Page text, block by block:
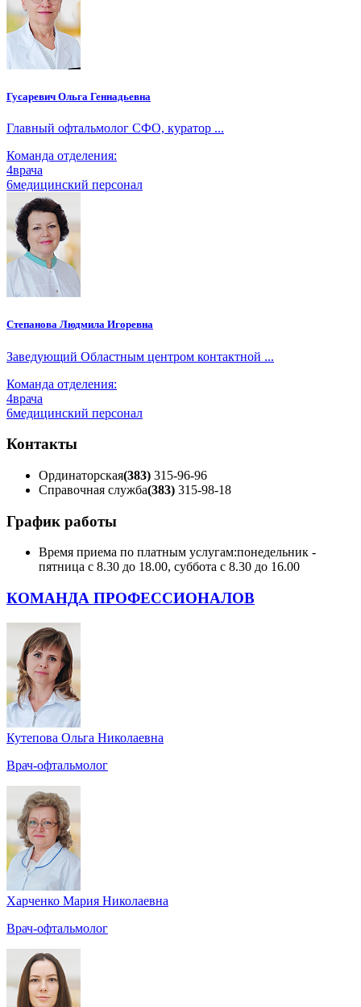
Гусаревич Ольга Геннадьевна
Главный офтальмолог СФО, куратор ...
Команда отделения:
4врача
6медицинский персонал
Степанова Людмила Игоревна
Заведующий Областным центром контактной ...
Команда отделения:
4врача
6медицинский персонал
Контакты
Ординаторская(383) 315-96-96
Справочная служба(383) 315-98-18
График работы
Время приема по платным услугам:понедельник -
пятница с 8.30 до 18.00, суббота с 8.30 до 16.00
КОМАНДА ПРОФЕССИОНАЛОВ
Кутепова Ольга Николаевна
Врач-офтальмолог
Харченко Мария Николаевна
Врач-офтальмолог